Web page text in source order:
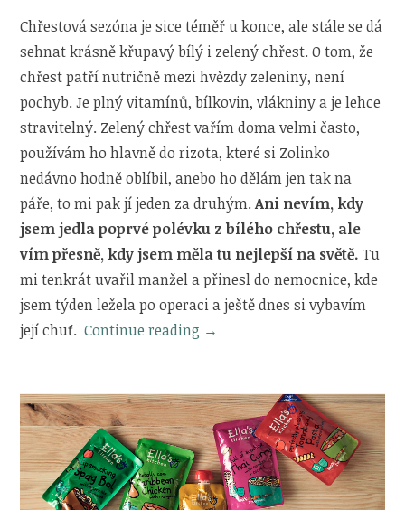
Chřestová sezóna je sice téměř u konce, ale stále se dá
sehnat krásně křupavý bílý i zelený chřest. O tom, že
chřest patří nutričně mezi hvězdy zeleniny, není
pochyb. Je plný vitamínů, bílkovin, vlákniny a je lehce
stravitelný. Zelený chřest vařím doma velmi často,
používám ho hlavně do rizota, které si Zolinko
nedávno hodně oblíbil, anebo ho dělám jen tak na
páře, to mi pak jí jeden za druhým.Ani nevím, kdy
jsem jedla poprvé polévku z bílého chřestu, ale
vím přesně, kdy jsem měla tu nejlepší na světě. Tu
mi tenkrát uvařil manžel a přinesl do nemocnice, kde
jsem týden ležela po operaci a ještě dnes si vybavím
její chuť.Continue reading „Polévka
květáku
a
chřestu“
→